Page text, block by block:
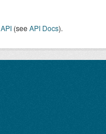
API (seeAPI Docs).